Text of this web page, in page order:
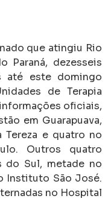
que atingiu Rio
Paraná, dezesseis
até este domingo
de Terapia
oficiais,
em Guarapuava,
e quatro no
Outros quatro
do Sul, metade no
Instituto São José.
no Hospital